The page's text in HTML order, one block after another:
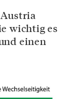
wichtig es
einen